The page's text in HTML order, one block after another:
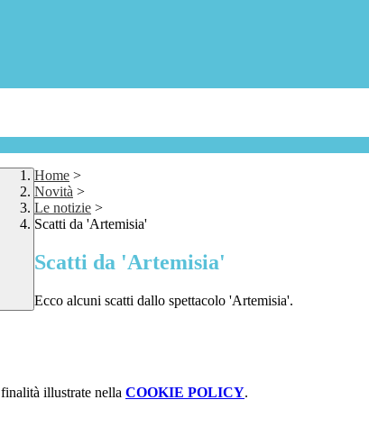
Home >
Novità >
Le notizie >
Scatti da 'Artemisia'
Scatti da 'Artemisia'
Ecco alcuni scatti dallo spettacolo 'Artemisia'.
illustrate nella COOKIE POLICY.